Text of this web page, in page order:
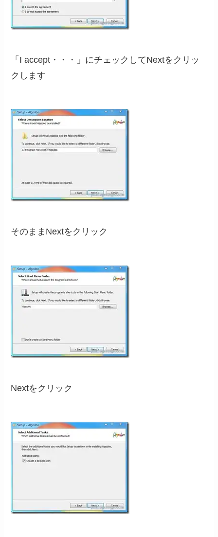
「I accept・・・」にチェックしてNextをクリッ
クします
そのままNextをクリック
Nextをクリック